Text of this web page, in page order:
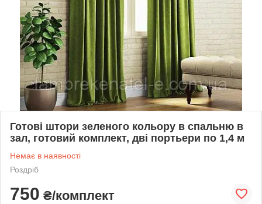
Готові штори зеленого кольору в спальню в
зал, готовий комплект, дві портьери по 1,4 м
Немає в наявності
Роздріб
750 ₴/комплект